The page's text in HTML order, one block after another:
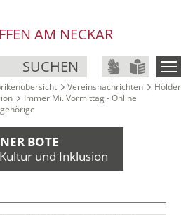
AM NECKAR
SUCHEN
Vereinsnachrichten
Hölder
Immer Mi. Vormittag - Online
BOTE
und Inklusion